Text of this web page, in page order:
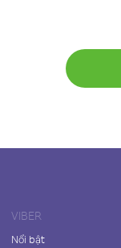
VIBER
Nổi bật